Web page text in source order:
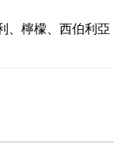
、檸檬、西伯利亞